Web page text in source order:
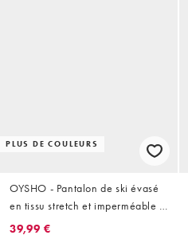
PLUS DE COULEURS
OYSHO - Pantalon de ski évasé
en tissu stretch et imperméable -
Marron clair
39,99 €